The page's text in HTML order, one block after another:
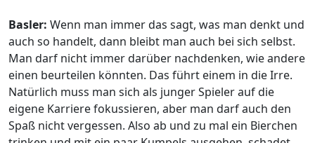
Basler: Wenn man immer das sagt, was man denkt und
auch so handelt, dann bleibt man auch bei sich selbst.
Man darf nicht immer darüber nachdenken, wie andere
einen beurteilen könnten. Das führt einem in die Irre.
Natürlich muss man sich als junger Spieler auf die
eigene Karriere fokussieren, aber man darf auch den
Spaß nicht vergessen. Also ab und zu mal ein Bierchen